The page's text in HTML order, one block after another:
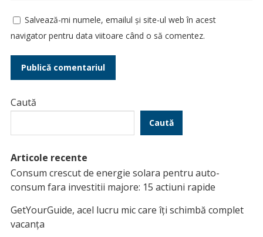
Salvează-mi numele, emailul și site-ul web în acest
navigator pentru data viitoare când o să comentez.
Caută
Caută
Articole recente
Consum crescut de energie solara pentru auto-
consum fara investitii majore: 15 actiuni rapide
GetYourGuide, acel lucru mic care îți schimbă complet
vacanța